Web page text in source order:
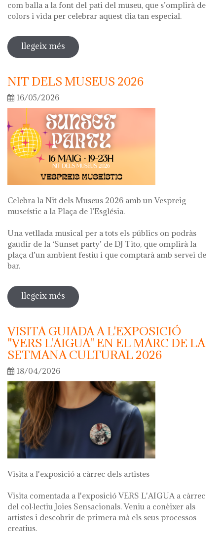
com balla a la font del pati del museu, que s’omplirà de
colors i vida per celebrar aquest dia tan especial.
llegeix més sobre diada de la flor
NIT DELS MUSEUS 2026
16/05/2026
Celebra la Nit dels Museus 2026 amb un Vespreig
museístic a la Plaça de l’Església.
Una vetllada musical per a tots els públics on podràs
gaudir de la ‘Sunset party’ de DJ Tito, que omplirà la
plaça d’un ambient festiu i que comptarà amb servei de
bar.
llegeix més sobre nit dels museus 2026
VISITA GUIADA A L'EXPOSICIÓ
"VERS L'AIGUA" EN EL MARC DE LA
SETMANA CULTURAL 2026
18/04/2026
Visita a l'exposició a càrrec dels artistes
Visita comentada a l'exposició VERS L'AIGUA a càrrec
del col·lectiu Joies Sensacionals. Veniu a conèixer als
artistes i descobrir de primera mà els seus processos
creatius.